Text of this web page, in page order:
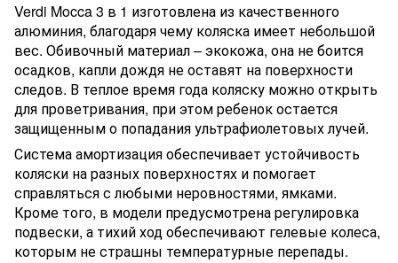
Verdi Mocca 3 в 1 изготовлена из качественного
алюминия, благодаря чему коляска имеет небольшой
вес. Обивочный материал – экокожа, она не боится
осадков, капли дождя не оставят на поверхности
следов. В теплое время года коляску можно открыть
для проветривания, при этом ребенок остается
защищенным о попадания ультрафиолетовых лучей.
Система амортизация обеспечивает устойчивость
коляски на разных поверхностях и помогает
справляться с любыми неровностями, ямками.
Кроме того, в модели предусмотрена регулировка
подвески, а тихий ход обеспечивают гелевые колеса,
которым не страшны температурные перепады.